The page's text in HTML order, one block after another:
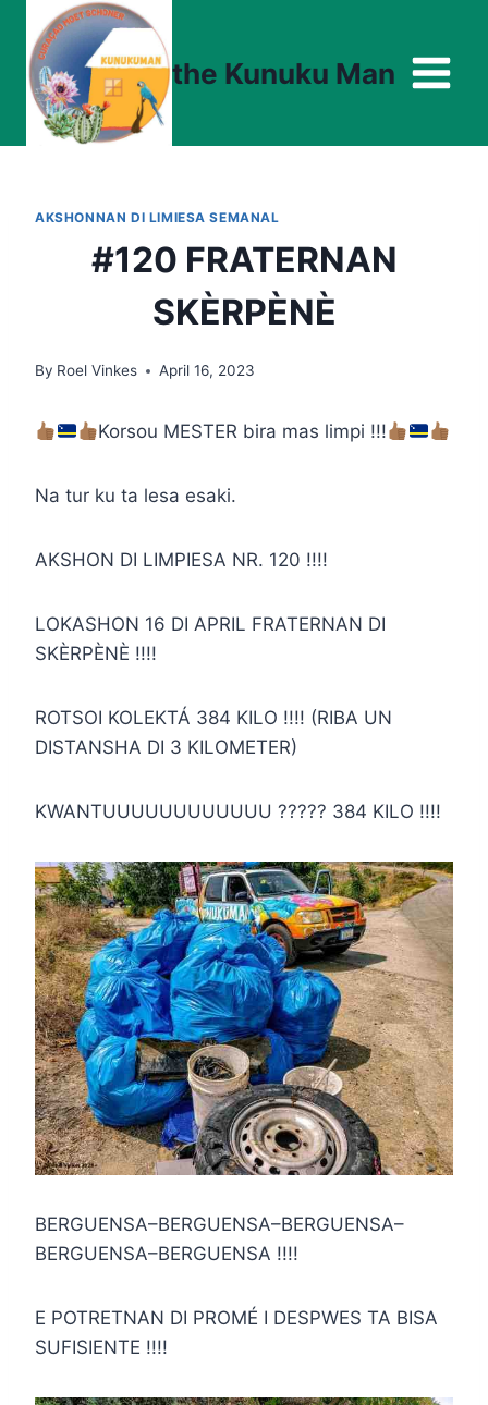
content
the Kunuku Man
AKSHONNAN DI LIMIESA SEMANAL
#120 FRATERNAN
SKÈRPÈNÈ
By Roel Vinkes April 16, 2023
Korsou MESTER bira mas limpi !!!
Na tur ku ta lesa esaki.
AKSHON DI LIMPIESA NR. 120 !!!!
LOKASHON 16 DI APRIL FRATERNAN DI
SKÈRPÈNÈ !!!!
ROTSOI KOLEKTÁ 384 KILO !!!! (RIBA UN
DISTANSHA DI 3 KILOMETER)
KWANTUUUUUUUUUUUU ????? 384 KILO !!!!
BERGUENSA–BERGUENSA–BERGUENSA–
BERGUENSA–BERGUENSA !!!!
E POTRETNAN DI PROMÉ I DESPWES TA BISA
SUFISIENTE !!!!